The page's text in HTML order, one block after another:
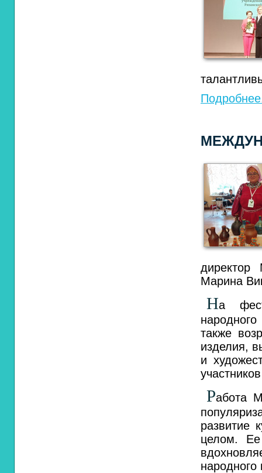
директор
Марина
На
также
изделия,
и
Работа
развитие
целом. Ее
народного